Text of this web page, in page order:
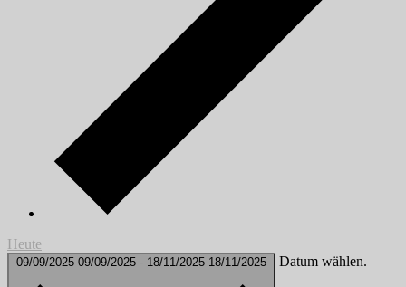
Heute
09/09/2025 09/09/2025 - 18/11/2025 18/11/2025 Datum wählen.